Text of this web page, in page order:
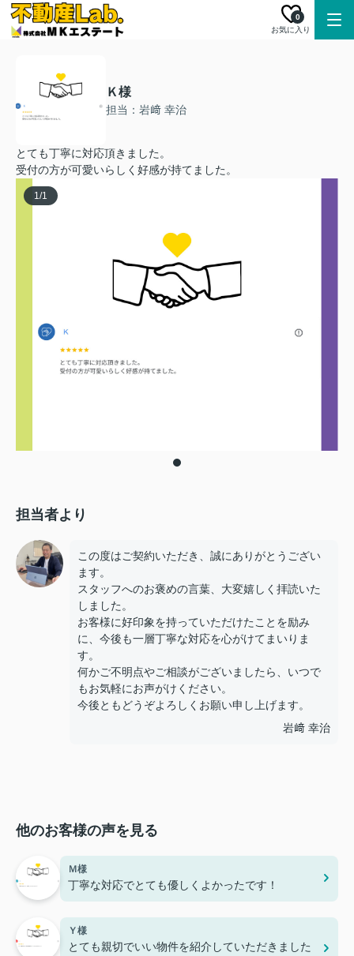
お気に入り
0
Ｋ様
担当：岩﨑 幸治
とても丁寧に対応頂きました。
受付の方が可愛いらしく好感が持てました。
1/1
担当者より
この度はご契約いただき、誠にありがとうござい
ます。
スタッフへのお褒めの言葉、大変嬉しく拝読いた
しました。
お客様に好印象を持っていただけたことを励み
に、今後も一層丁寧な対応を心がけてまいりま
す。
何かご不明点やご相談がございましたら、いつで
もお気軽にお声がけください。
今後ともどうぞよろしくお願い申し上げます。
岩﨑 幸治
他のお客様の声を見る
Ｍ様
丁寧な対応でとても優しくよかったです！
Ｙ様
とても親切でいい物件を紹介していただきました